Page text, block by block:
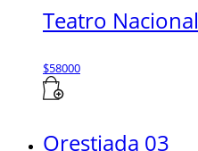
Teatro Nacional
$58000
Orestiada 03